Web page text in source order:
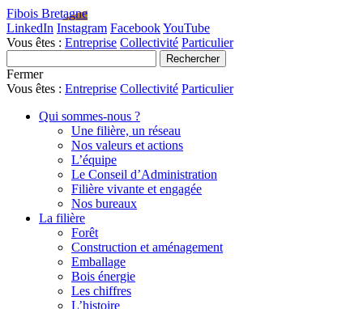
Fibois Bretagne
LinkedIn Instagram FacebookYouTube
Vous êtes : Entreprise Collectivité Particulier
Fermer
Vous êtes : Entreprise Collectivité Particulier
Qui sommes-nous ?
Une filière, un réseau
Nos valeurs et actions
L’équipe
Le Conseil d’Administration
Filière vivante et engagée
Nos bureaux
La filière
Forêt
Construction et aménagement
Emballage
Bois énergie
Les chiffres
L’histoire